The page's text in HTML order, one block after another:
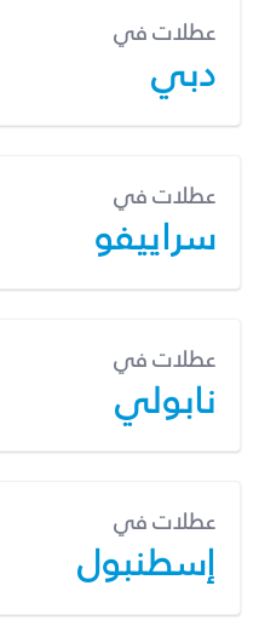
عطلات في
دبي
عطلات في
سراييفو
عطلات في
نابولي
عطلات في
إسطنبول